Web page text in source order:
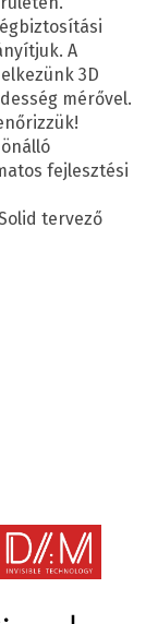
A
3D
mérővel.
fejlesztési
tervező